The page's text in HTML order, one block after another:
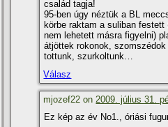
család tagja!
95-ben úgy néztük a BL
körbe raktam a suliban
nem lehetett másra figyelni)
átjöttek rokonok,
tottunk, szurkoltunk…
Válasz
mjozef22 on2009. július 31.
Ez kép az év No1., óriási